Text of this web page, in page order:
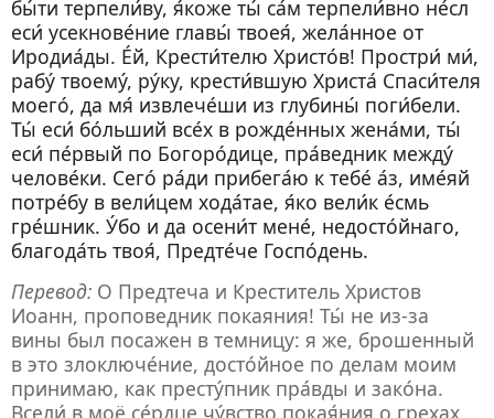
бы́ти терпели́ву, я́коже ты́ са́м терпели́вно не́сл
еси́ усекнове́ние главы́ твоея́, жела́нное от
Иродиа́ды. Е́й, Крести́телю Христо́в! Простри́ ми́,
рабу́ твоему́, ру́ку, крести́вшую Христа́ Спаси́теля
моего́, да мя́ извлече́ши из глубины́ поги́бели.
Ты́ еси́ бо́льший все́х в рожде́нных жена́ми, ты́
еси́ пе́рвый по Богоро́дице, пра́ведник между́
челове́ки. Сего́ ра́ди прибега́ю к тебе́ а́з, име́яй
потре́бу в вели́цем хода́тае, я́ко вели́к е́смь
гре́шник. У́бо и да осени́т мене́, недосто́йнаго,
благода́ть твоя́, Предте́че Госпо́день.
Перевод: О Предтеча и Креститель Христов
Иоанн, проповедник покаяния! Ты́ не из-за
вины был посажен в темницу: я же, брошенный
в это злоключе́ние, досто́йное по делам моим
принимаю, как престу́пник пра́вды и зако́на.
Всели́ в моё се́рдце чу́вство покая́ния о грехах